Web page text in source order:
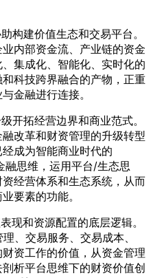
构建价值生态和交易平台。
内部资金流、产业链的资金
集成化、智能化、实时化的
科技跨界融合的产物，正重
金融进行连接。
开拓经营边界和商业范式。
改革和财资管理的升级转型
成为智能商业时代的
融思维，运用平台/生态思
经营体系和生态系统，从而
要素的功能。
现和资源配置的底层逻辑。
、交易服务、交易成本、
资工作的价值，从资金管理
析平台思维下的财资价值创